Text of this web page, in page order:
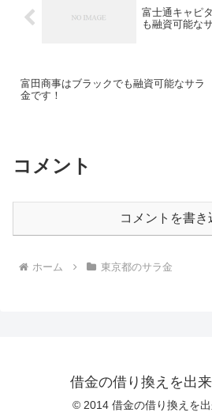
富士通キャピ
も融資可能な
富田商事はブラックでも融資可能なサラ
金です！
コメント
コメントを書き
ホーム 東京都のサラ金
借金の借り換えを出
© 2014 借金の借り換えを